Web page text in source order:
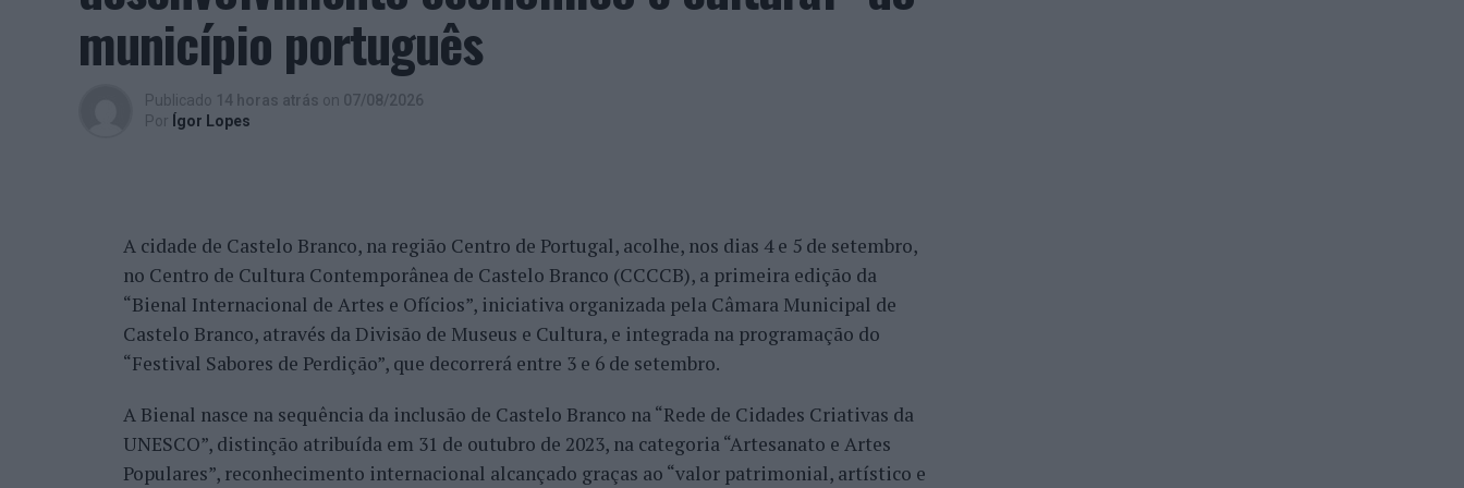
alguns jogadores.
Entre os portugueses, Tiago Torres e Jaime Faria protagonizaram as melhores campanhas da
edição, ambos alcançando os quartos de final. Torres assinou um dos resultados mais
Já Jaime Faria venceu o peruano Gonzalo Bueno e o neerlandês Botic van de Zandschulp,
alcançando também os quartos de final, onde acabou eliminado pelo italiano Luciano
Darderi, num encontro decidido em três sets.
Nuno Borges, principal representante nacional no quadro principal, iniciou a participação
segunda ronda pelo argentino Román Andrés Burruchaga, num encontro disputado em três
sets.
Henrique Rocha e Frederico Ferreira Silva despediram-se na ronda inaugural. Rocha foi
município português
Publicado 14 horas atrás on 07/08/2026
Por Ígor Lopes
A cidade de Castelo Branco, na região Centro de Portugal, acolhe, nos dias 4 e 5 de setembro,
no Centro de Cultura Contemporânea de Castelo Branco (CCCCB), a primeira edição da
“Bienal Internacional de Artes e Ofícios”, iniciativa organizada pela Câmara Municipal de
Castelo Branco, através da Divisão de Museus e Cultura, e integrada na programação do
“Festival Sabores de Perdição”, que decorrerá entre 3 e 6 de setembro.
A Bienal nasce na sequência da inclusão de Castelo Branco na “Rede de Cidades Criativas da
UNESCO”, distinção atribuída em 31 de outubro de 2023, na categoria “Artesanato e Artes
Populares”, reconhecimento internacional alcançado graças ao “valor patrimonial, artístico e